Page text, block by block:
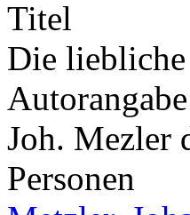
Titel
Die liebliche
Autorangabe
Joh. Mezler
Personen